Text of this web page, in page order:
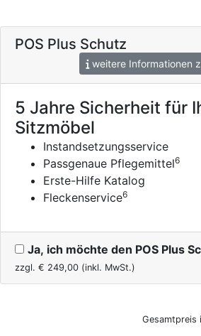
POS Plus Schutz
weitere Informationen
5 Jahre Sicherheit für
Sitzmöbel
Instandsetzungsservice
Passgenaue Pflegemittel6
Erste-Hilfe Katalog
Fleckenservice6
Ja, ich möchte den POS Plus
zzgl. € 249,00 (inkl. MwSt.)
Gesamtpreis